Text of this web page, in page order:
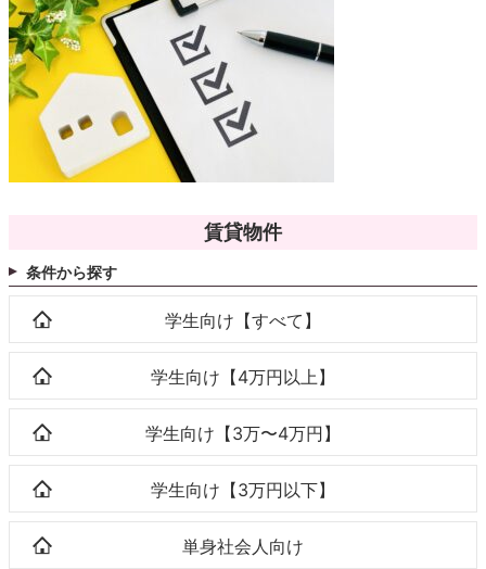
賃貸物件
条件から探す
学生向け【すべて】
学生向け【4万円以上】
学生向け【3万〜4万円】
学生向け【3万円以下】
単身社会人向け